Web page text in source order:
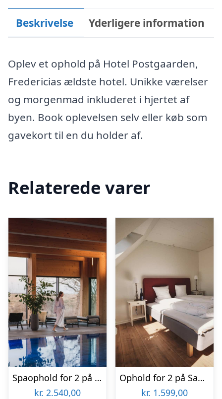
Beskrivelse Yderligere information
Oplev et ophold på Hotel Postgaarden,
Fredericias ældste hotel. Unikke værelser
og morgenmad inkluderet i hjertet af
byen. Book oplevelsen selv eller køb som
gavekort til en du holder af.
Relaterede varer
Spaophold for 2 på Fjordgaarden
kr. 2.540,00
Ophold for 2 på Samsø Badehotel
kr. 1.599,00